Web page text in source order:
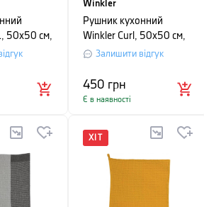
50x50 см,
Winkler
Рушник кухонний
Winkler Curl, 50х50 см,
перлинно-сірий
Залишити відгук
450 грн
Є в наявності
ХІТ